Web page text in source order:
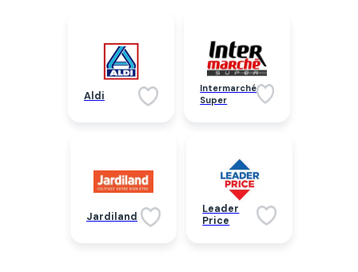
Aldi
Intermarché
Super
Jardiland
Leader
Price